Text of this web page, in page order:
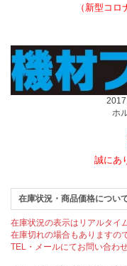
（新型コロ
ホ
誠にあ
在庫状況・商品価格につい
在庫状況の表示はリアルタイ
在庫切れの場合もありますの
TEL・メールにてお問い合わ